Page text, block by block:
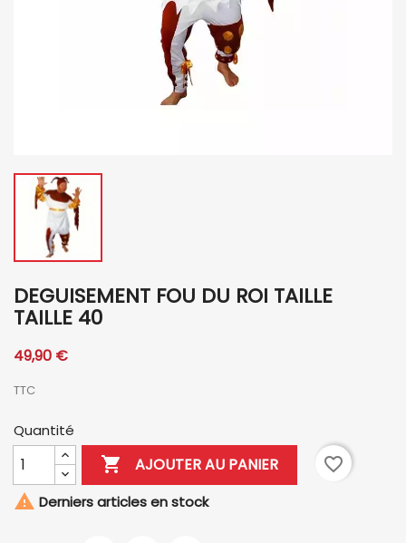
DEGUISEMENT FOU DU ROI TAILLE
TAILLE 40
49,90 €
TTC
Quantité
 AJOUTER AU PANIER
favorite_border
 Derniers articles en stock